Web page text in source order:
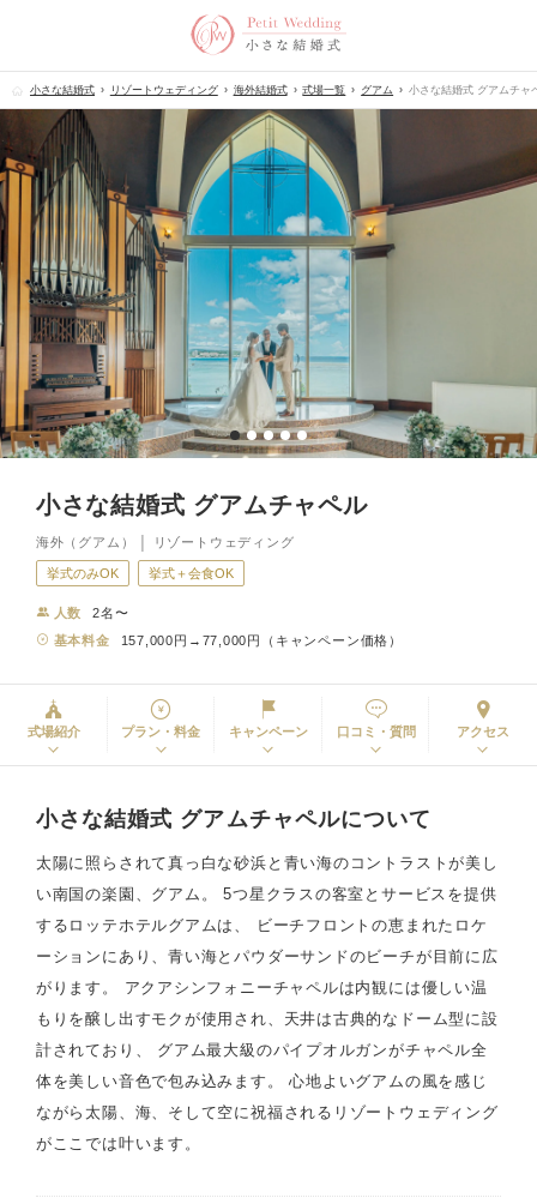
小さな結婚式 リゾートウェディング 海外結婚式 式場一覧 グアム 小さな結婚式 グアムチャ
小さな結婚式 グアムチャペル
海外（グアム） │ リゾートウェディング
挙式のみOK 挙式＋会食OK
人数
2名〜
基本料金
157,000円→77,000円（キャンペーン価格）
式場紹介 プラン・料金 キャンペーン 口コミ・質問 アクセス
小さな結婚式 グアムチャペルについて
太陽に照らされて真っ白な砂浜と青い海のコントラストが美し
い南国の楽園、グアム。 5つ星クラスの客室とサービスを提供
するロッテホテルグアムは、 ビーチフロントの恵まれたロケ
ーションにあり、青い海とパウダーサンドのビーチが目前に広
がります。 アクアシンフォニーチャペルは内観には優しい温
もりを醸し出すモクが使用され、天井は古典的なドーム型に設
計されており、 グアム最大級のパイプオルガンがチャペル全
体を美しい音色で包み込みます。 心地よいグアムの風を感じ
ながら太陽、海、そして空に祝福されるリゾートウェディング
がここでは叶います。